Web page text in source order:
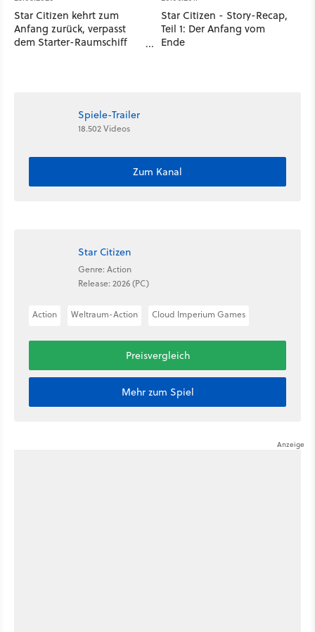
Star Citizen kehrt zum
Anfang zurück, verpasst
dem Starter-Raumschiff
Star Citizen - Story-Recap,
Teil 1: Der Anfang vom
Ende
Spiele-Trailer
18.502 Videos
Zum Kanal
Star Citizen
Genre: Action
Release: 2026 (PC)
Action Weltraum-Action Cloud Imperium Games
Preisvergleich
Mehr zum Spiel